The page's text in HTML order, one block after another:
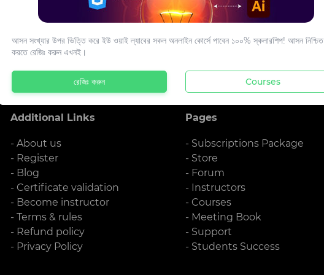
Additional Links
- About us
- Register
- Blog
- Certificate validation
- Become instructor
- Terms & rules
- Refund policy
- Privacy Policy
Pages
- Subscriptions Package
- Store
- Forum
- Instructors
- Courses
- Meeting Book
- Support
- Students Success
আসন সংখ্যার উপর ভিত্তি করে ইউ ওয়াই ল্যাবের সকল অনলাইন কোর্সে পাবেন ১০০% স্কলারশিপ! আসন নিশ্চিত
করতে রেজিঃ করুন এখনই।
রেজিঃ করুন Courses